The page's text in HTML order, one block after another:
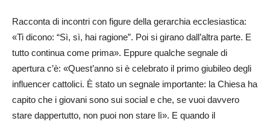
Racconta di incontri con figure della gerarchia ecclesiastica:
«Ti dicono: “Sì, sì, hai ragione”. Poi si girano dall’altra parte. E
tutto continua come prima». Eppure qualche segnale di
apertura c’è: «Quest’anno si è celebrato il primo giubileo degli
influencer cattolici. È stato un segnale importante: la Chiesa ha
capito che i giovani sono sui social e che, se vuoi davvero
stare dappertutto, non puoi non stare lì». E quando il